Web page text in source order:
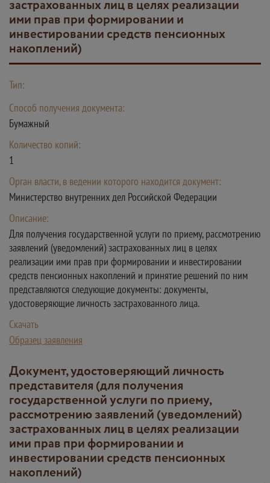
застрахованных лиц в целях реализации
ими прав при формировании и
инвестировании средств пенсионных
накоплений)
Тип:
Способ получения документа:
Бумажный
Количество копий:
1
Орган власти, в ведении которого находится документ:
Министерство внутренних дел Российской Федерации
Описание:
Для получения государственной услуги по приему, рассмотрению
заявлений (уведомлений) застрахованных лиц в целях
реализации ими прав при формировании и инвестировании
средств пенсионных накоплений и принятие решений по ним
представляются следующие документы: документы,
удостоверяющие личность застрахованного лица.
Скачать
Образец заявления
Документ, удостоверяющий личность
представителя (для получения
государственной услуги по приему,
рассмотрению заявлений (уведомлений)
застрахованных лиц в целях реализации
ими прав при формировании и
инвестировании средств пенсионных
накоплений)